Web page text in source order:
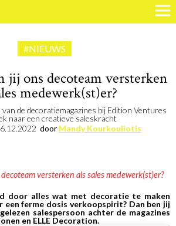
#NIEUWS
jij ons decoteam versterken
medewerk(st)er?
de decoratiemagazines bij Edition Ventures
naar een creatieve saleskracht
door Mandy Kourkouliotis
door alles wat met decoratie te maken
een ferme dosis verkoopspirit? Dan ben jij
salespersoon achter de magazines
en ELLE Decoration.